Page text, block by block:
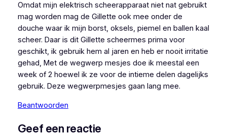
Omdat mijn elektrisch scheerapparaat niet nat gebruikt
mag worden mag de Gillette ook mee onder de
douche waar ik mijn borst, oksels, piemel en ballen kaal
scheer. Daar is dit Gillette scheermes prima voor
geschikt, ik gebruik hem al jaren en heb er nooit irritatie
gehad, Met de wegwerp mesjes doe ik meestal een
week of 2 hoewel ik ze voor de intieme delen dagelijks
gebruik. Deze wegwerpmesjes gaan lang mee.
Beantwoorden
Geef een reactie